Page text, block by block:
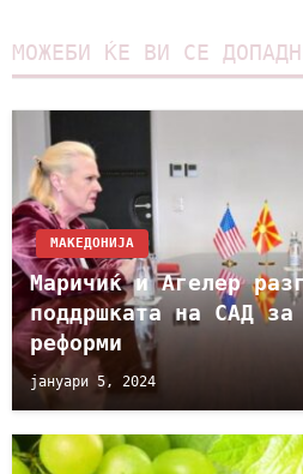
МОЖЕБИ ЌЕ ВИ СЕ
МАКЕДОНИЈА
Маричиќ и Агелер
поддршката на САД за
реформи
јануари 5, 2024